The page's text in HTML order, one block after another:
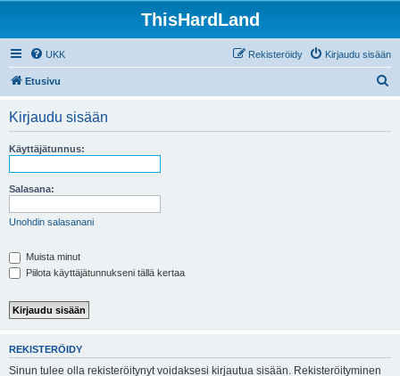
ThisHardLand
UKK Kirjaudu sisään
Rekisteröidy
Etusivu
Kirjaudu sisään
Käyttäjätunnus:
Salasana:
Unohdin salasanani
Muista minut
Piilota käyttäjätunnukseni tällä kertaa
REKISTERÖIDY
Sinun tulee olla rekisteröitynyt voidaksesi kirjautua sisään. Rekisteröityminen